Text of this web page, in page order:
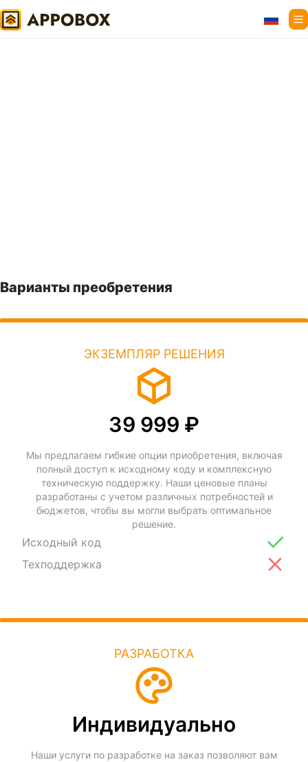
Варианты преобретения
ЭКЗЕМПЛЯР РЕШЕНИЯ
39 999 ₽
Мы предлагаем гибкие опции приобретения, включая
полный доступ к исходному коду и комплексную
техническую поддержку. Наши ценовые планы
разработаны с учетом различных потребностей и
бюджетов, чтобы вы могли выбрать оптимальное
решение.
Исходный код
Техподдержка
РАЗРАБОТКА
Индивидуально
Наши услуги по разработке на заказ позволяют вам